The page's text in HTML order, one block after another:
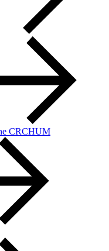
CRCHUM